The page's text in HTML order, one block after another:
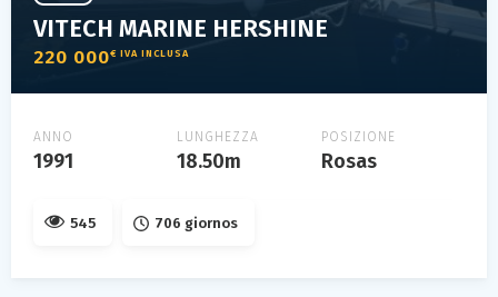
VITECH MARINE HERSHINE
220 000€ IVA INCLUSA
ANNO
1991
LUNGHEZZA
18.50m
POSIZIONE
Rosas
545 706 giornos